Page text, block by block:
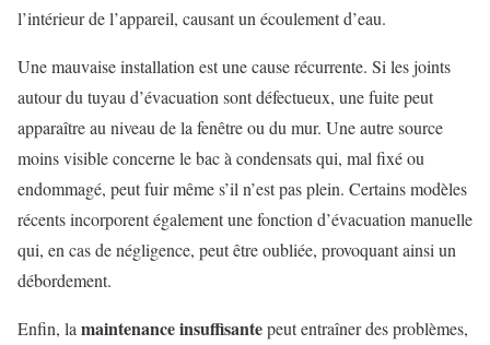
l’intérieur de l’appareil, causant un écoulement d’eau.
Une mauvaise installation est une cause récurrente. Si les joints
autour du tuyau d’évacuation sont défectueux, une fuite peut
apparaître au niveau de la fenêtre ou du mur. Une autre source
moins visible concerne le bac à condensats qui, mal fixé ou
endommagé, peut fuir même s’il n’est pas plein. Certains modèles
récents incorporent également une fonction d’évacuation manuelle
qui, en cas de négligence, peut être oubliée, provoquant ainsi un
débordement.
Enfin, la maintenance insuffisantepeut entraîner des problèmes,